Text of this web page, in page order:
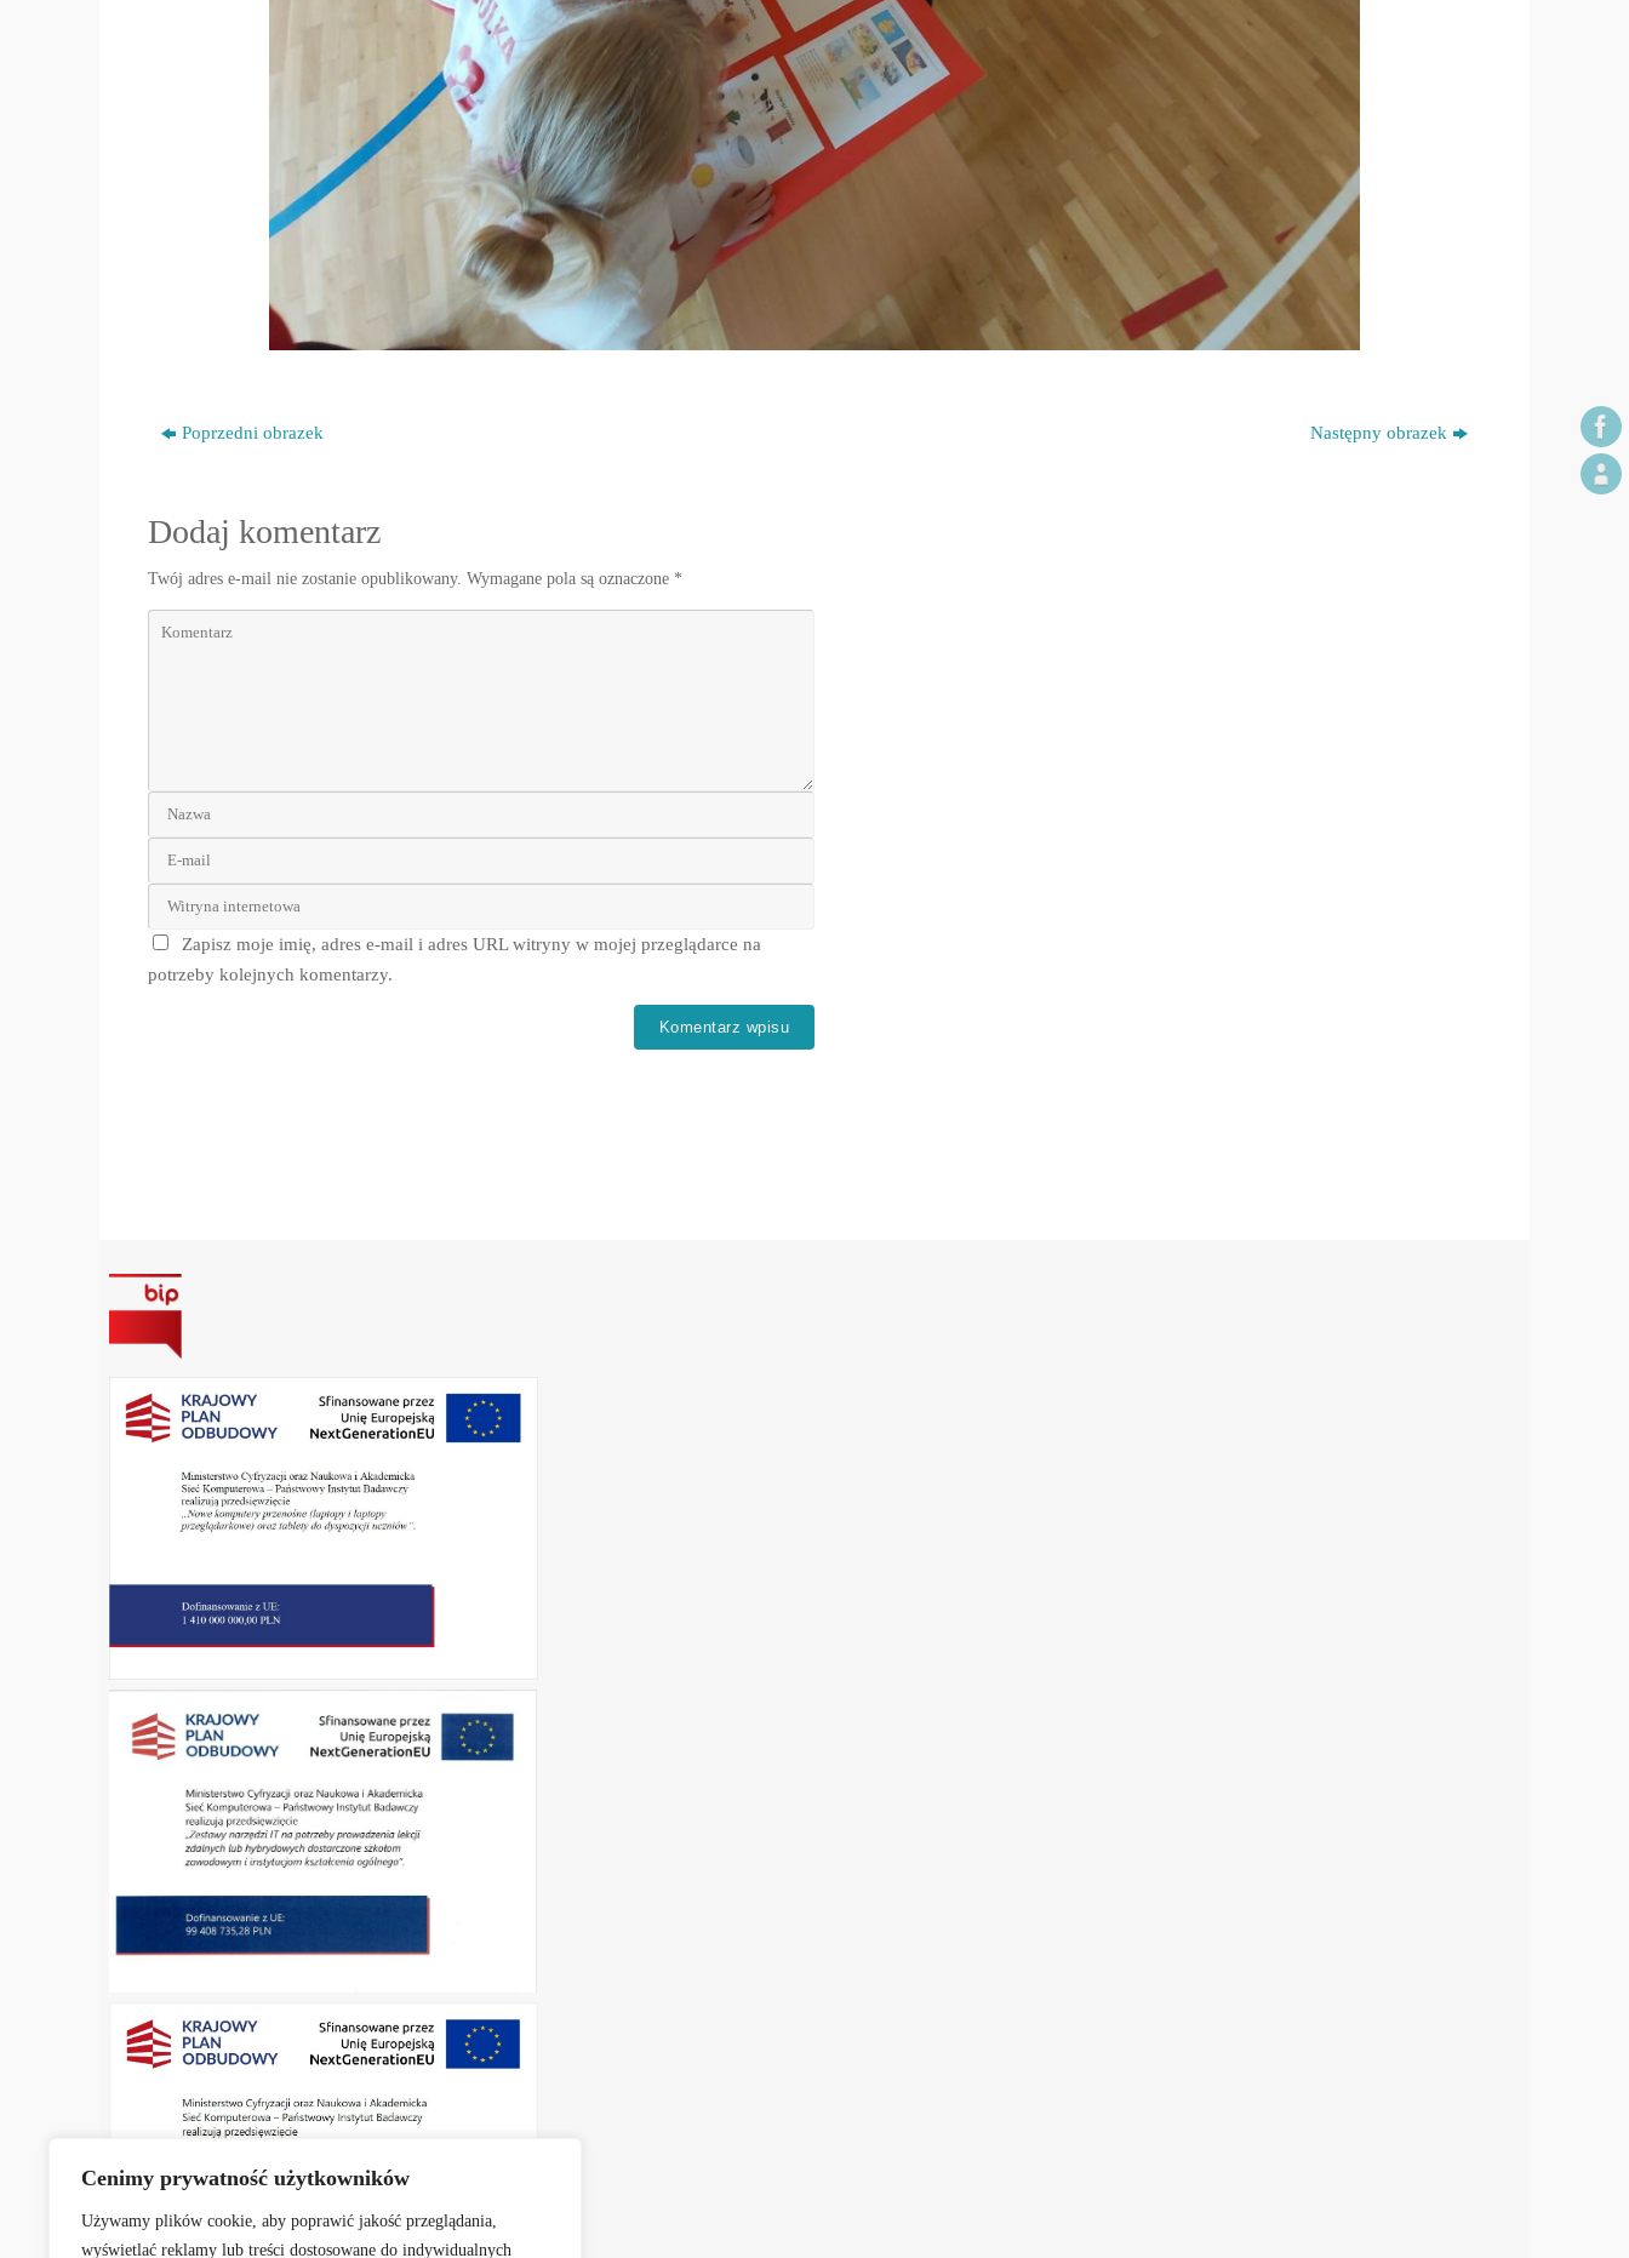
Cenimy prywatność użytkowników
Używamy plików cookie, aby poprawić jakość przeglądania,
wyświetlać reklamy lub treści dostosowane do indywidualnych
Poprzedni obrazek Następny obrazek
Dodaj komentarz
Twój adres e-mail nie zostanie opublikowany. Wymagane pola są oznaczone *
Zapisz moje imię, adres e-mail i adres URL witryny w mojej przeglądarce na
potrzeby kolejnych komentarzy.